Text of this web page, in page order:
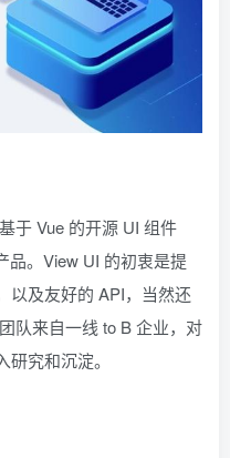
于 Vue 的开源 UI 组件
品。View UI 的初衷是提
以及友好的 API，当然还
队来自一线 to B 企业，对
究和沉淀。